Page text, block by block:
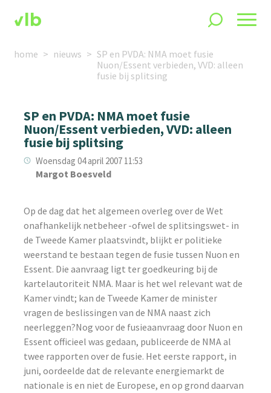
home nieuws
SP en PVDA: NMA moet fusie
Nuon/Essent verbieden, VVD: alleen
fusie bij splitsing
SP en PVDA: NMA moet fusie
Nuon/Essent verbieden, VVD: alleen
fusie bij splitsing
Woensdag 04 april 2007 11:53
Margot Boesveld
Op de dag dat het algemeen overleg over de Wet
onafhankelijk netbeheer -ofwel de splitsingswet- in
de Tweede Kamer plaatsvindt, blijkt er politieke
weerstand te bestaan tegen de fusie tussen Nuon en
Essent. Die aanvraag ligt ter goedkeuring bij de
kartelautoriteit NMA. Maar is het wel relevant wat de
Kamer vindt; kan de Tweede Kamer de minister
vragen de beslissingen van de NMA naast zich
neerleggen?Nog voor de fusieaanvraag door Nuon en
Essent officieel was gedaan, publiceerde de NMA al
twee rapporten over de fusie. Het eerste rapport, in
juni, oordeelde dat de relevante energiemarkt de
nationale is en niet de Europese, en op grond daarvan